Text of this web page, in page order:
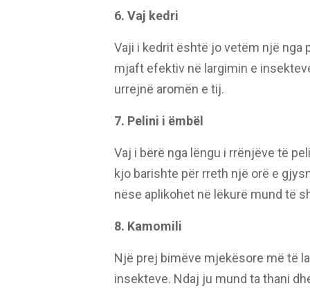
6. Vaj kedri
Vaji i kedrit është jo vetëm një nga
mjaft efektiv në largimin e
urrejnë aromën e tij.
7. Pelini i ëmbël
Vaj i bërë nga lëngu i rrënjëve të
kjo barishte për rreth një orë e
nëse aplikohet në lëkurë mund të
8. Kamomili
Një prej bimëve mjekësore më të
insekteve. Ndaj ju mund ta thani